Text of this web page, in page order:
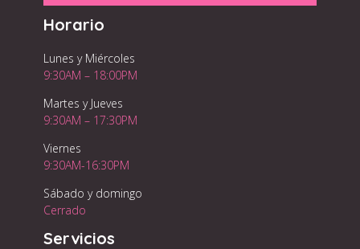
Horario
Lunes y Miércoles
9:30AM – 18:00PM
Martes y Jueves
9:30AM – 17:30PM
Viernes
9:30AM-16:30PM
Sábado y domingo
Cerrado
Servicios